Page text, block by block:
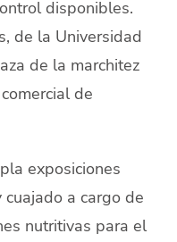
disponibles.
de la Universidad
de la marchitez
de
exposiciones
a cargo de
nutritivas para el